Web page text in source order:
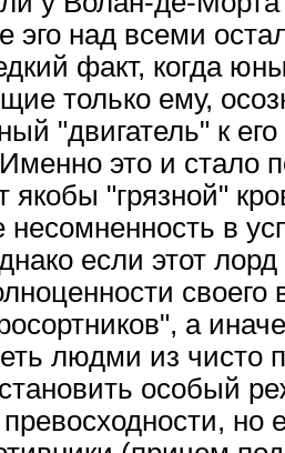
эго над всеми
факт, когда
только ему,
"двигатель" к
это и стало
якобы "грязной"
в
если этот
а
людми из чисто
особый